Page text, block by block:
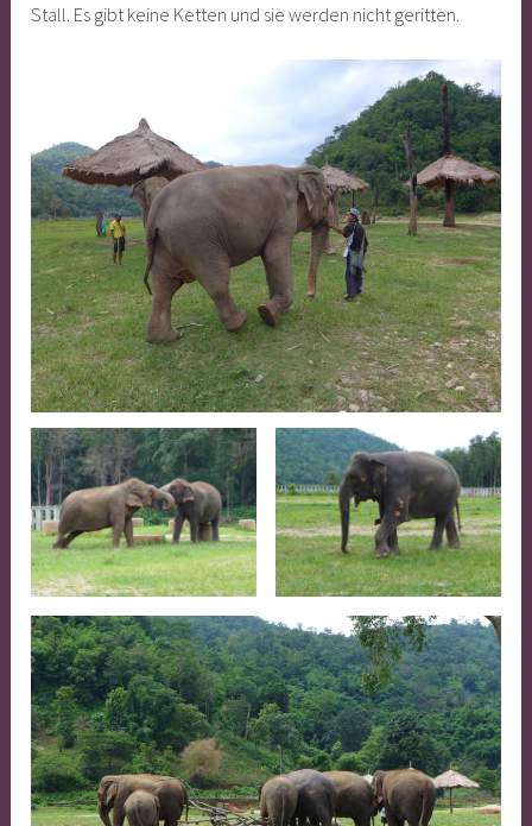
Stall. Es gibt keine Ketten und sie werden nicht geritten.